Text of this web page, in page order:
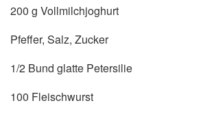
200 g Vollmilchjoghurt
Pfeffer, Salz, Zucker
1/2 Bund glatte Petersilie
100 Fleischwurst